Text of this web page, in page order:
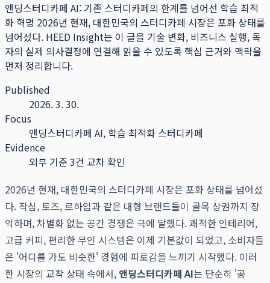
앤딩스터디카페 AI: 기존 스터디카페의 한계를 넘어선 학습 최적
화 혁명 2026년 현재, 대한민국의 스터디카페 시장은 포화 상태를
넘어섰다. HEED Insight는 이 글을 기술 변화, 비즈니스 실행, 독
자의 실제 의사결정에 연결해 읽을 수 있도록 핵심 근거와 맥락을
먼저 정리합니다.
Published
2026. 3. 30.
Focus
앤딩스터디카페 AI, 학습 최적화 스터디카페
Evidence
외부 기준 3건 교차 확인
2026년 현재, 대한민국의 스터디카페 시장은 포화 상태를 넘어섰
다. 작심, 토즈, 르하임과 같은 대형 브랜드들이 골목 상권까지 장
악하며, 차별화 없는 공간 경쟁은 극에 달했다. 쾌적한 인테리어,
고급 커피, 편리한 무인 시스템은 이제 기본값이 되었고, 소비자들
은 '어디를 가도 비슷한' 경험에 피로감을 느끼기 시작했다. 이러
한 시장의 교착 상태 속에서, 앤딩스터디카페 AI는 단순히 '공